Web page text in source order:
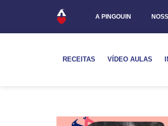
A PINGOUIN
RECEITAS VÍDEO AULAS